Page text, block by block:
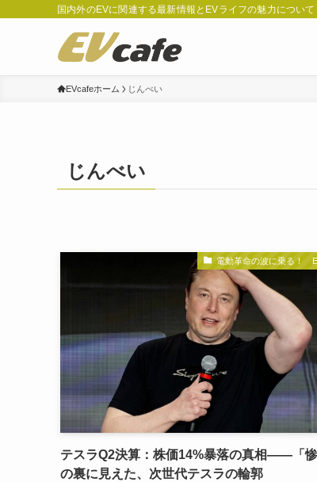
国内外のEVに関連する最新情報とEVライフの魅力について
EVcafeホーム じんべい
じんべい
電動革命の波に乗る！
テスラQ2決算：株価14%暴落の真相——「
の裏に見えた、次世代テスラの輪郭